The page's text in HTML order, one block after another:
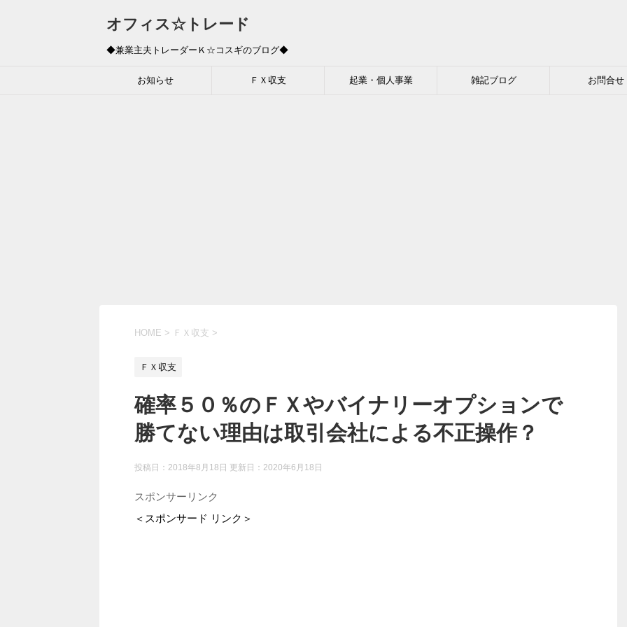
オフィス☆トレード
◆兼業主夫トレーダーＫ☆コスギのブログ◆
お知らせ ＦＸ収支 起業・個人事業 雑記ブログ お問合せ
HOME > ＦＸ収支 >
ＦＸ収支
確率５０％のＦＸやバイナリーオプションで
勝てない理由は取引会社による不正操作？
投稿日：2018年8月18日 更新日： 2020年6月18日
スポンサーリンク
＜スポンサード リンク＞